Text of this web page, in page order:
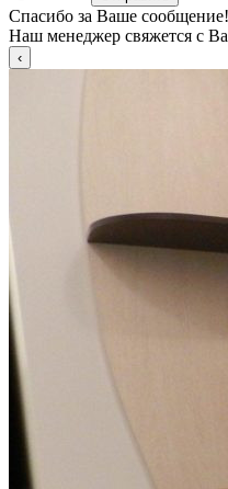
Спасибо за Ваше сообщение!
Наш менеджер свяжется с